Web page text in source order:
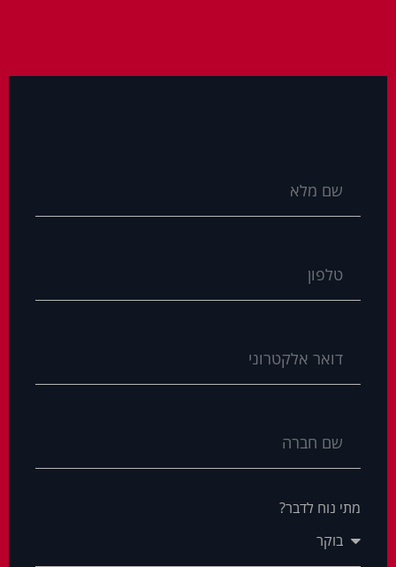
מתי נוח לדבר?